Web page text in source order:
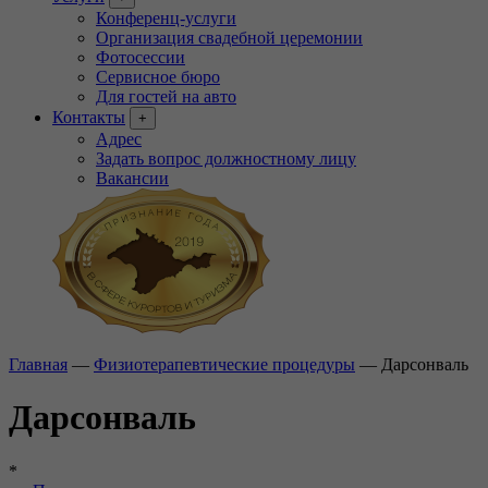
Конференц-услуги
Организация свадебной церемонии
Фотосессии
Сервисное бюро
Для гостей на авто
Контакты
+
Адрес
Задать вопрос должностному лицу
Вакансии
Главная — Физиотерапевтические процедуры — Дарсонваль
Дарсонваль
*